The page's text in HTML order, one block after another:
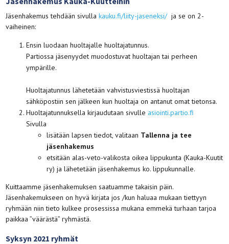
Jäsenhakemus tehdään sivullakauku.fi/liity-jaseneksi/ja se on 2-
vaiheinen:
Ensin luodaan huoltajalle huoltajatunnus.
Partiossa jäsenyydet muodostuvat huoltajan tai perheen
ympärille.
Huoltajatunnus lähetetään vahvistusviestissä huoltajan
sähköpostiin sen jälkeen kun huoltaja on antanut omat tietonsa.
Huoltajatunnuksella kirjaudutaan sivulle asiointi.partio.fi
Sivulla
lisätään lapsen tiedot, valitaan Tallenna ja tee
jäsenhakemus
etsitään alas-veto-valikosta oikea lippukunta (Kauka-Kuutit
ry) ja lähetetään jäsenhakemus ko. lippukunnalle.
Kuittaamme jäsenhakemuksen saatuamme takaisin päin.
Jäsenhakemukseen on hyvä kirjata jos /kun haluaa mukaan tiettyyn
ryhmään niin tieto kulkee prosessissa mukana emmekä turhaan tarjoa
paikkaa ”väärästä” ryhmästä.
Syksyn 2021 ryhmät